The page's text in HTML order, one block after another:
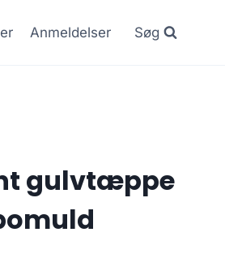
Anmeldelser Søg
gulvtæppe